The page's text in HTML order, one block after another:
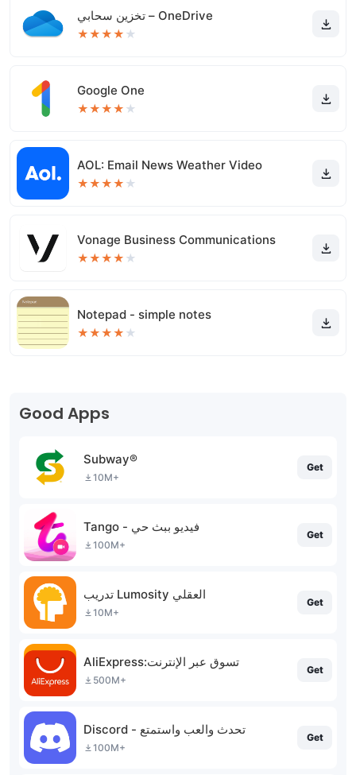
تخزين سحابي – OneDrive
★★★★ ★
Google One
★★★★ ★
AOL: Email News Weather Video
★★★★ ★
Vonage Business Communications
★★★★ ★
Notepad - simple notes
★★★★ ★
Good Apps
Subway®
10M+
Get
Tango - فيديو ببث حي
100M+
Get
تدريب Lumosity العقلي
10M+
Get
AliExpress:تسوق عبر الإنترنت
500M+
Get
Discord - تحدث والعب واستمتع
100M+
Get